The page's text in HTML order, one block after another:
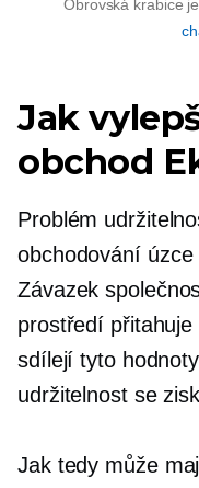
Obrovská krabice
Jak
obchod
Problém
obchodování
Závazek
prostředí
sdílejí tyto
udržitelnost se
Jak tedy může